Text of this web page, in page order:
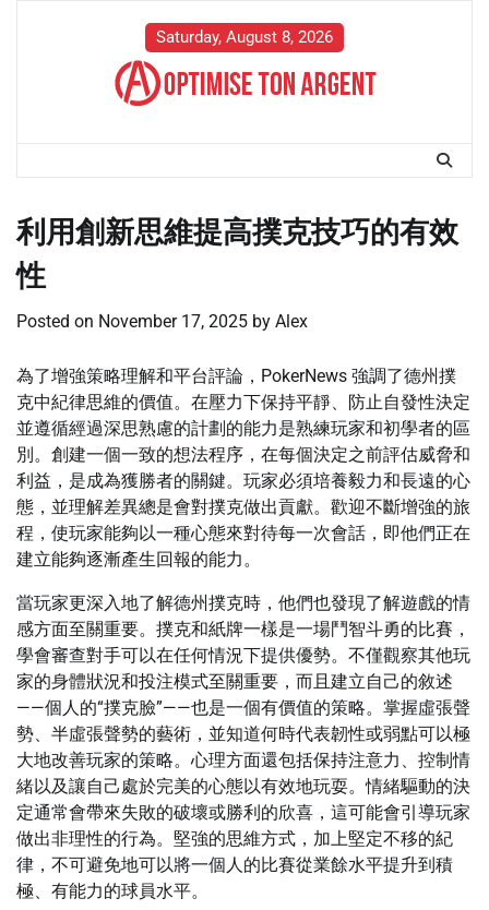
Saturday, August 8, 2026
利用創新思維提高撲克技巧的有效
性
Posted on November 17, 2025 by Alex
為了增強策略理解和平台評論，PokerNews 強調了德州撲
克中紀律思維的價值。在壓力下保持平靜、防止自發性決定
並遵循經過深思熟慮的計劃的能力是熟練玩家和初學者的區
別。創建一個一致的想法程序，在每個決定之前評估威脅和
利益，是成為獲勝者的關鍵。玩家必須培養毅力和長遠的心
態，並理解差異總是會對撲克做出貢獻。歡迎不斷增強的旅
程，使玩家能夠以一種心態來對待每一次會話，即他們正在
建立能夠逐漸產生回報的能力。
當玩家更深入地了解德州撲克時，他們也發現了解遊戲的情
感方面至關重要。撲克和紙牌一樣是一場鬥智斗勇的比賽，
學會審查對手可以在任何情況下提供優勢。不僅觀察其他玩
家的身體狀況和投注模式至關重要，而且建立自己的敘述
——個人的“撲克臉”——也是一個有價值的策略。掌握虛張聲
勢、半虛張聲勢的藝術，並知道何時代表韌性或弱點可以極
大地改善玩家的策略。心理方面還包括保持注意力、控制情
緒以及讓自己處於完美的心態以有效地玩耍。情緒驅動的決
定通常會帶來失敗的破壞或勝利的欣喜，這可能會引導玩家
做出非理性的行為。堅強的思維方式，加上堅定不移的紀
律，不可避免地可以將一個人的比賽從業餘水平提升到積
極、有能力的球員水平。